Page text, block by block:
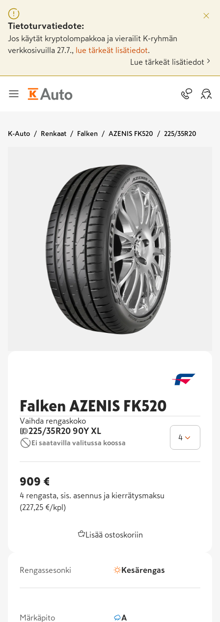
Tietoturvatiedote:
Jos käytät kryptolompakkoa ja vierailit K-ryhmän
verkkosivuilla 27.7.,
lue tärkeät lisätiedot
Lue tärkeät lisätiedot
K-Auto Renkaat Falken AZENIS FK520 225/35R20
Falken AZENIS FK520
Vaihda rengaskoko
225/35R20 90Y XL
Ei saatavilla valitussa koossa
4
909 €
4 rengasta, sis. asennus ja kierrätysmaksu
(227,25 €/kpl )
Lisää ostoskoriin
Rengassesonki Kesärengas
Märkäpito A